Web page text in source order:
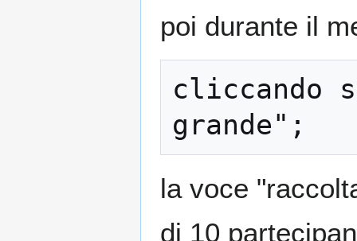
poi durante il
cliccando
la voce
di 10